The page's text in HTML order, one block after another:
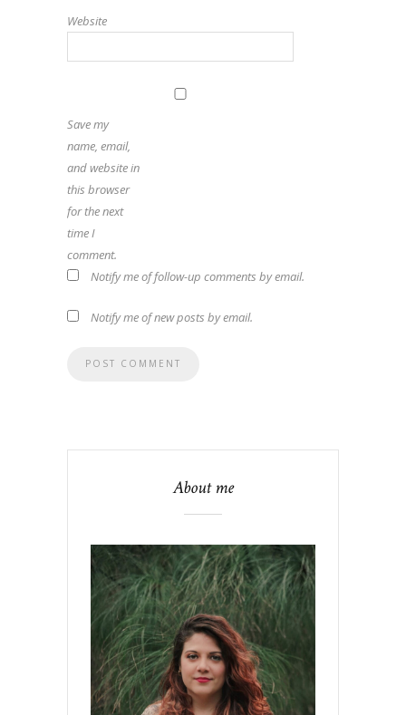
Website
Save my
name, email,
and website in
this browser
for the next
time I
comment.
Notify me of follow-up comments by email.
Notify me of new posts by email.
About me